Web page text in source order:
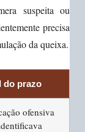
suspeita ou
precisa
da queixa.
do prazo
ofensiva